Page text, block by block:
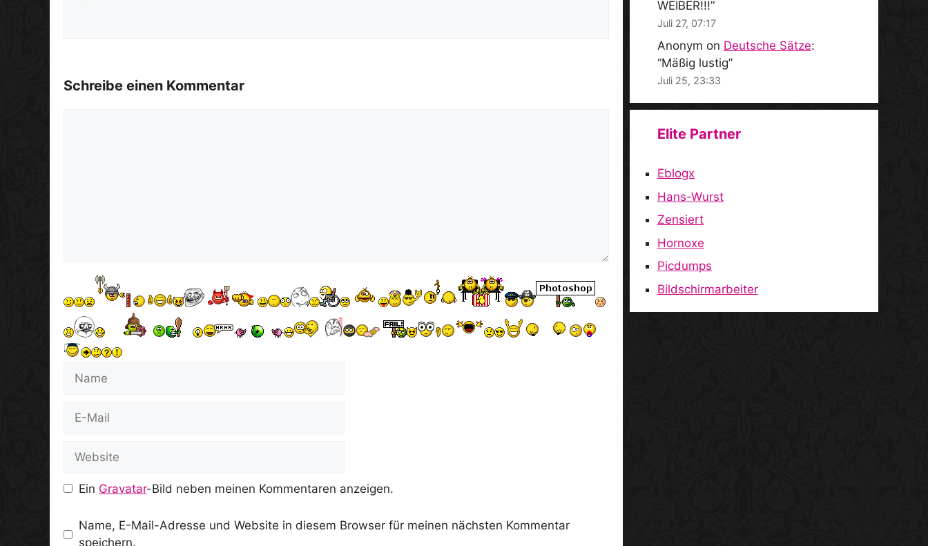
Schreibe einen Kommentar
Mail
Ein Gravatar-Bild neben meinen Kommentaren anzeigen.
Name, E-Mail-Adresse und Website in diesem Browser für meinen nächsten Kommentar
speichern.
WEIBER!!!”
Juli 27, 07:17
Anonym on Deutsche Sätze:
“Mäßig lustig”
Juli 25, 23:33
Elite Partner
Eblogx
Hans-Wurst
Zensiert
Hornoxe
Picdumps
Bildschirmarbeiter